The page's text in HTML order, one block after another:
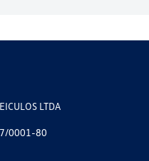
LTDA
0001-80